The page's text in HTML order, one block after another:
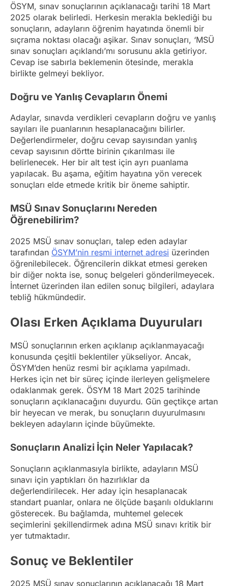
ÖSYM, sınav sonuçlarının açıklanacağı tarihi 18 Mart
2025 olarak belirledi. Herkesin merakla beklediği bu
sonuçların, adayların öğrenim hayatında önemli bir
sıçrama noktası olacağı aşikar. Sınav sonuçları, ‘MSÜ
sınav sonuçları açıklandı’mı sorusunu akla getiriyor.
Cevap ise sabırla beklemenin ötesinde, merakla
birlikte gelmeyi bekliyor.
Doğru ve Yanlış Cevapların Önemi
Adaylar, sınavda verdikleri cevapların doğru ve yanlış
sayıları ile puanlarının hesaplanacağını bilirler.
Değerlendirmeler, doğru cevap sayısından yanlış
cevap sayısının dörtte birinin çıkarılması ile
belirlenecek. Her bir alt test için ayrı puanlama
yapılacak. Bu aşama, eğitim hayatına yön verecek
sonuçları elde etmede kritik bir öneme sahiptir.
MSÜ Sınav Sonuçlarını Nereden
Öğrenebilirim?
2025 MSÜ sınav sonuçları, talep eden adaylar
tarafından ÖSYM’nin resmi internet adresi üzerinden
öğrenilebilecek. Öğrencilerin dikkat etmesi gereken
bir diğer nokta ise, sonuç belgeleri gönderilmeyecek.
İnternet üzerinden ilan edilen sonuç bilgileri, adaylara
tebliğ hükmündedir.
Olası Erken Açıklama Duyuruları
MSÜ sonuçlarının erken açıklanıp açıklanmayacağı
konusunda çeşitli beklentiler yükseliyor. Ancak,
ÖSYM’den henüz resmi bir açıklama yapılmadı.
Herkes için net bir süreç içinde ilerleyen gelişmelere
odaklanmak gerek. ÖSYM 18 Mart 2025 tarihinde
sonuçların açıklanacağını duyurdu. Gün geçtikçe artan
bir heyecan ve merak, bu sonuçların duyurulmasını
bekleyen adayların içinde büyümekte.
Sonuçların Analizi İçin Neler Yapılacak?
Sonuçların açıklanmasıyla birlikte, adayların MSÜ
sınavı için yaptıkları ön hazırlıklar da
değerlendirilecek. Her aday için hesaplanacak
standart puanlar, onlara ne ölçüde başarılı olduklarını
gösterecek. Bu bağlamda, muhtemel gelecek
seçimlerini şekillendirmek adına MSÜ sınavı kritik bir
yer tutmaktadır.
Sonuç ve Beklentiler
2025 MSÜ sınav sonuçlarının açıklanacağı 18 Mart